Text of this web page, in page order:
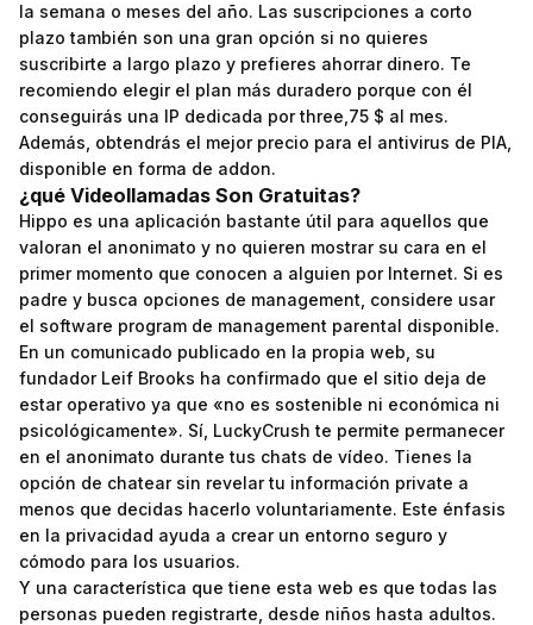
la semana o meses del año. Las suscripciones a corto
plazo también son una gran opción si no quieres
suscribirte a largo plazo y prefieres ahorrar dinero. Te
recomiendo elegir el plan más duradero porque con él
conseguirás una IP dedicada por three,75 $ al mes.
Además, obtendrás el mejor precio para el antivirus de PIA,
disponible en forma de addon.
¿qué Videollamadas Son Gratuitas?
Hippo es una aplicación bastante útil para aquellos que
valoran el anonimato y no quieren mostrar su cara en el
primer momento que conocen a alguien por Internet. Si es
padre y busca opciones de management, considere usar
el software program de management parental disponible.
En un comunicado publicado en la propia web, su
fundador Leif Brooks ha confirmado que el sitio deja de
estar operativo ya que «no es sostenible ni económica ni
psicológicamente». Sí, LuckyCrush te permite permanecer
en el anonimato durante tus chats de vídeo. Tienes la
opción de chatear sin revelar tu información private a
menos que decidas hacerlo voluntariamente. Este énfasis
en la privacidad ayuda a crear un entorno seguro y
cómodo para los usuarios.
Y una característica que tiene esta web es que todas las
personas pueden registrarte, desde niños hasta adultos.